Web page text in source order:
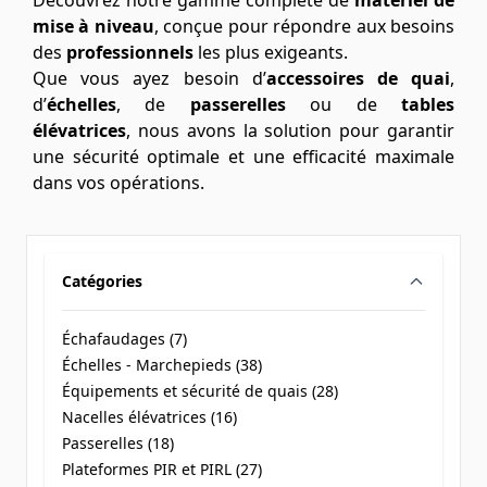
mise à niveau, conçue pour répondre aux besoins
des professionnels les plus exigeants.
Que vous ayez besoin d’accessoires de quai,
d’échelles, de passerellesou detables
élévatrices, nous avons la solution pour garantir
une sécurité optimale et une efficacité maximale
dans vos opérations.
Catégories
Échafaudages (7
products available)
Échelles - Marchepieds (38
products available
)
Équipements et sécurité de quais (28
products available
)
Nacelles élévatrices (16
products available
)
Passerelles (18
products available
)
Plateformes PIR et PIRL (27
products available
)